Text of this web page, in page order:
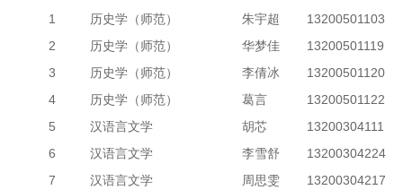
1 历史学（师范） 朱宇超
13200501103
2
历史学（师范） 华梦佳
13200501119
3
历史学（师范） 李倩冰
13200501120
4
历史学（师范） 葛言
13200501122
5
汉语言文学 胡芯
13200304111
6
汉语言文学 李雪舒
13200304224
7
汉语言文学 周思雯
13200304217